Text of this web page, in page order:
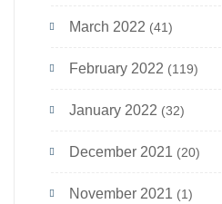
March 2022 (41)
February 2022 (119)
January 2022 (32)
December 2021 (20)
November 2021 (1)